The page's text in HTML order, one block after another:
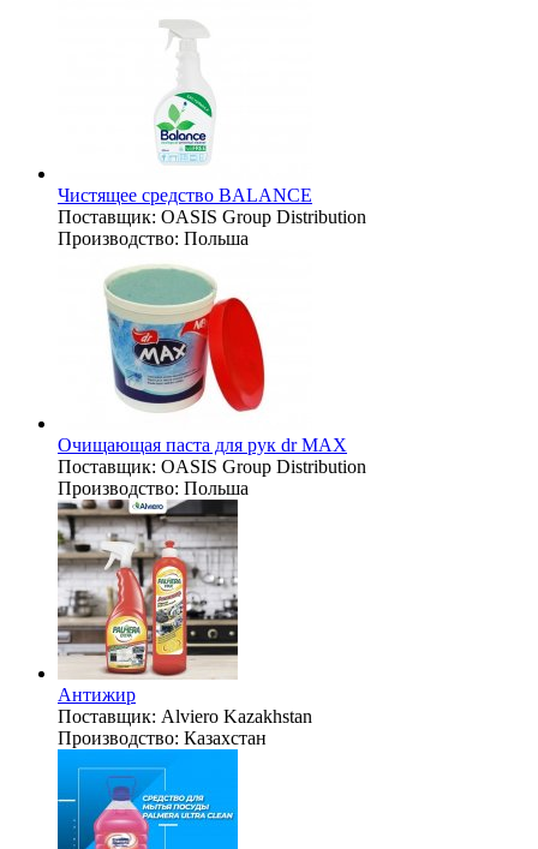
Чистящее средство BALANCE
Поставщик: OASIS Group Distribution
Производство: Польша
Очищающая паста для рук dr MAX
Поставщик: OASIS Group Distribution
Производство: Польша
Антижир
Поставщик: Alviero Kazakhstan
Производство: Казахстан